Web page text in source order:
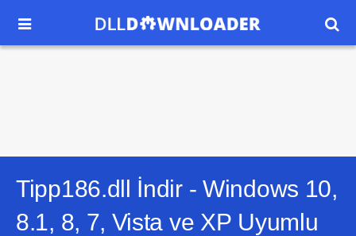
 
Tipp186.dll İndir - Windows 10,
8.1, 8, 7, Vista ve XP Uyumlu